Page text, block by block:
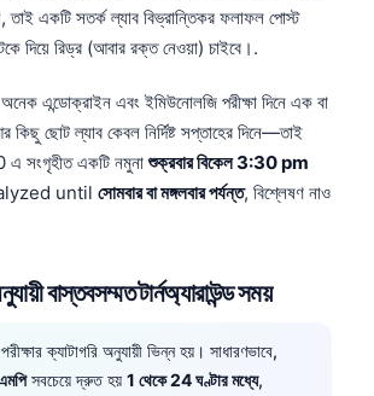
তাই একটি সতর্ক ল্যাব বিভ্রান্তিকর ফলাফল পোস্ট
দিয়ে রিড্র (আবার রক্ত নেওয়া) চাইবে।.
এন্ডোক্রাইন এবং ইমিউনোলজি পরীক্ষা দিনে এক বা
ছোট ল্যাব কেবল নির্দিষ্ট সপ্তাহের দিনে—তাই
এ সংগৃহীত একটি নমুনাশুক্রবার বিকেল 3:30 pm
until সোমবার বা মঙ্গলবার পর্যন্ত, বিশ্লেষণ নাও
বাস্তবসম্মত টার্নঅ্যারাউন্ড সময়
ক্যাটাগরি অনুযায়ী ভিন্ন হয়। সাধারণভাবে,
সবচেয়ে দ্রুত হয় 1 থেকে 24 ঘণ্টার মধ্যে,